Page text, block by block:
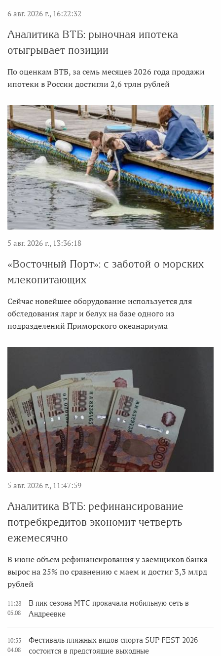
6 авг. 2026 г., 16:22:32
Аналитика ВТБ: рыночная ипотека
отыгрывает позиции
По оценкам ВТБ, за семь месяцев 2026 года продажи
ипотеки в России достигли 2,6 трлн рублей
5 авг. 2026 г., 13:36:18
«Восточный Порт»: с заботой о морских
млекопитающих
Сейчас новейшее оборудование используется для
обследования ларг и белух на базе одного из
подразделений Приморского океанариума
5 авг. 2026 г., 11:47:59
Аналитика ВТБ: рефинансирование
потребкредитов экономит четверть
ежемесячно
В июне объем рефинансирования у заемщиков банка
вырос на 25% по сравнению с маем и достиг 3,3 млрд
рублей
11:28
05.08
В пик сезона МТС прокачала мобильную сеть в
Андреевке
10:55
04.08
Фестиваль пляжных видов спорта SUP FEST 2026
состоится в предстоящие выходные